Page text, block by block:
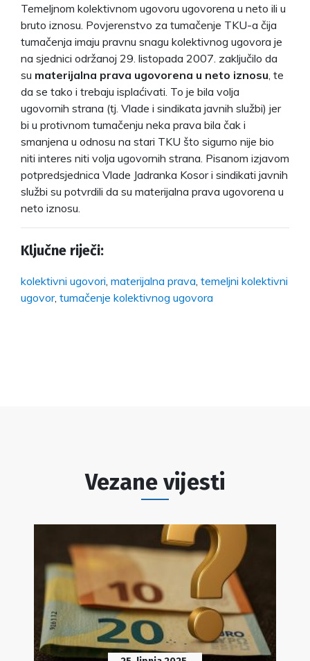
Temeljnom kolektivnom ugovoru ugovorena u neto ili u
bruto iznosu. Povjerenstvo za tumačenje TKU-a čija
tumačenja imaju pravnu snagu kolektivnog ugovora je
na sjednici održanoj 29. listopada 2007. zaključilo da
su materijalna prava ugovorena u neto iznosu , te
da se tako i trebaju isplaćivati. To je bila volja
ugovornih strana (tj. Vlade i sindikata javnih službi) jer
bi u protivnom tumačenju neka prava bila čak i
smanjena u odnosu na stari TKU što sigurno nije bio
niti interes niti volja ugovornih strana. Pisanom izjavom
potpredsjednica Vlade Jadranka Kosor i sindikati javnih
službi su potvrdili da su materijalna prava ugovorena u
neto iznosu.
Ključne riječi:
kolektivni ugovori materijalna prava temeljni kolektivni
ugovor, tumačenje kolektivnog ugovora
Vezane vijesti